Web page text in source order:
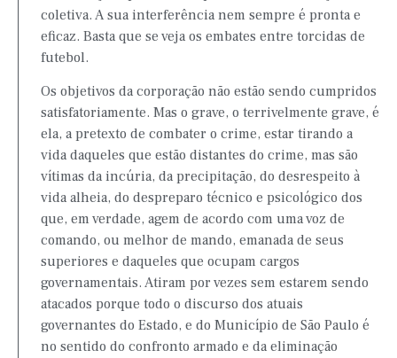
coletiva. A sua interferência nem sempre é pronta e
eficaz. Basta que se veja os embates entre torcidas de
futebol.
Os objetivos da corporação não estão sendo cumpridos
satisfatoriamente. Mas o grave, o terrivelmente grave, é
ela, a pretexto de combater o crime, estar tirando a
vida daqueles que estão distantes do crime, mas são
vítimas da incúria, da precipitação, do desrespeito à
vida alheia, do despreparo técnico e psicológico dos
que, em verdade, agem de acordo com uma voz de
comando, ou melhor de mando, emanada de seus
superiores e daqueles que ocupam cargos
governamentais. Atiram por vezes sem estarem sendo
atacados porque todo o discurso dos atuais
governantes do Estado, e do Município de São Paulo é
no sentido do confronto armado e da eliminação